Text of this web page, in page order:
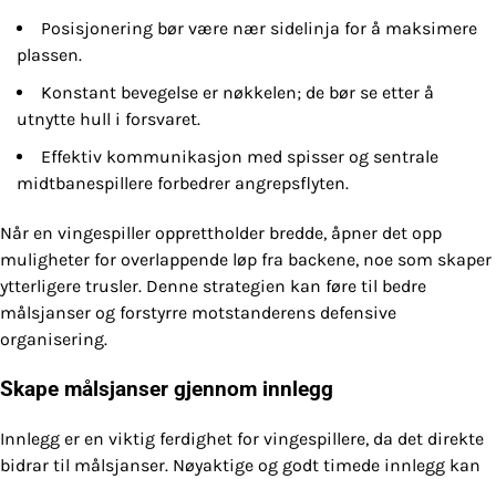
Posisjonering bør være nær sidelinja for å maksimere
plassen.
Konstant bevegelse er nøkkelen; de bør se etter å
utnytte hull i forsvaret.
Effektiv kommunikasjon med spisser og sentrale
midtbanespillere forbedrer angrepsflyten.
Når en vingespiller opprettholder bredde, åpner det opp
muligheter for overlappende løp fra backene, noe som skaper
ytterligere trusler. Denne strategien kan føre til bedre
målsjanser og forstyrre motstanderens defensive
organisering.
Skape målsjanser gjennom innlegg
Innlegg er en viktig ferdighet for vingespillere, da det direkte
bidrar til målsjanser. Nøyaktige og godt timede innlegg kan